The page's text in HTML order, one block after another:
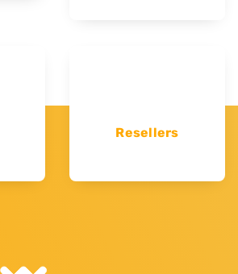
Resellers